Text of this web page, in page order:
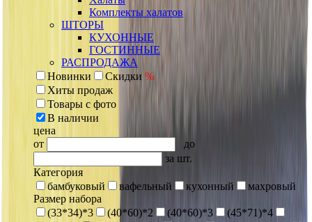
Комплекты халатов
ШТОРЫ
КУХОННЫЕ
ГОСТИННЫЕ
РАСПРОДАЖА
Новинки
Скидки %
Хиты продаж
Товары с фото
В наличии
цена
от
до
за шт.
Категория
бамбуковый
вафельный кухонный
махровый
Размер набора
(33*34)*3
(40*60)*2 (40*60)*3
(45*71)*4